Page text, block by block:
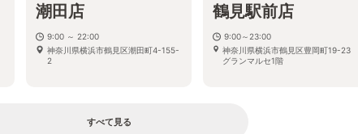
潮田店
9:00 ～ 22:00
神奈川県横浜市鶴見区潮田町4-155-
2
鶴見駅前店
9:00～23:00
神奈川県横浜市鶴見区豊岡町19-23
グランマルセ1階
すべて見る